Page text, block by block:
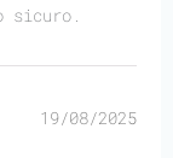
19/08/2025